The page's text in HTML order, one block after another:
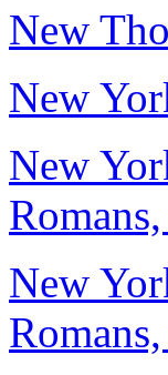
New
New
New
New